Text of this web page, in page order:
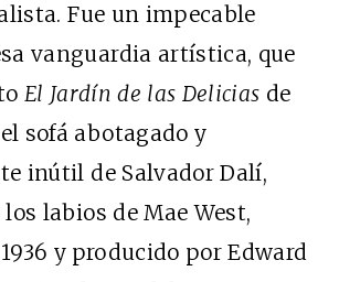
Fue un impecable
vanguardia artística, que
El Jardín de las Delicias de
sofá abotagado y
inútil de Salvador Dalí,
labios de Mae West,
y producido por Edward